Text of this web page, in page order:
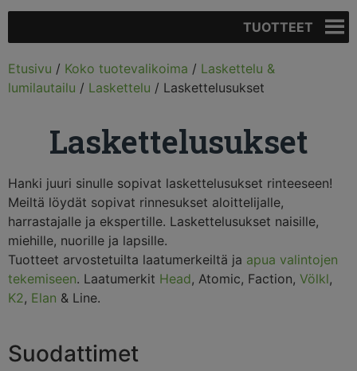
TUOTTEET
Etusivu / Koko tuotevalikoima / Laskettelu &
lumilautailu / Laskettelu / Laskettelusukset
Laskettelusukset
Hanki juuri sinulle sopivat laskettelusukset rinteeseen!
Meiltä löydät sopivat rinnesukset aloittelijalle,
harrastajalle ja ekspertille. Laskettelusukset naisille,
miehille, nuorille ja lapsille.
Tuotteet arvostetuilta laatumerkeiltä ja apua valintojen
tekemiseen. Laatumerkit Head, Atomic, Faction, Völkl,
K2, Elan & Line.
Suodattimet